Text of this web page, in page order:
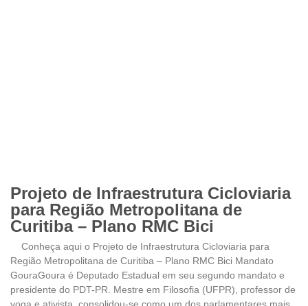
Projeto de Infraestrutura Cicloviaria
para Região Metropolitana de
Curitiba – Plano RMC Bici
Conheça aqui o Projeto de Infraestrutura Cicloviaria para
Região Metropolitana de Curitiba – Plano RMC Bici Mandato
GouraGoura é Deputado Estadual em seu segundo mandato e
presidente do PDT-PR. Mestre em Filosofia (UFPR), professor de
yoga e ativista, consolidou-se como um dos parlamentares mais